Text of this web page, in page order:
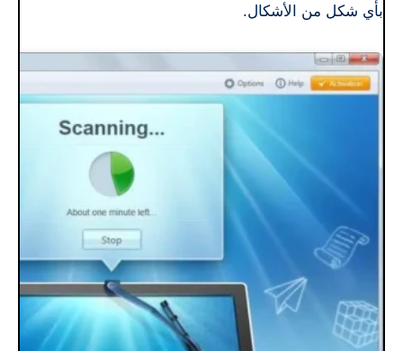
بأي شكل من الأشكال.